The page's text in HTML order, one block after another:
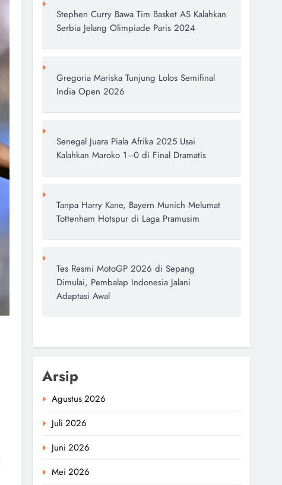
Stephen Curry Bawa Tim Basket AS Kalahkan
Serbia Jelang Olimpiade Paris 2024
Gregoria Mariska Tunjung Lolos Semifinal
India Open 2026
Senegal Juara Piala Afrika 2025 Usai
Kalahkan Maroko 1–0 di Final Dramatis
Tanpa Harry Kane, Bayern Munich Melumat
Tottenham Hotspur di Laga Pramusim
Tes Resmi MotoGP 2026 di Sepang
Dimulai, Pembalap Indonesia Jalani
Adaptasi Awal
Arsip
Agustus 2026
Juli 2026
Juni 2026
Mei 2026